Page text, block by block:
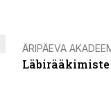
ÄRIPÄEVA